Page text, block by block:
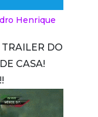
Henrique
DO
CASA!